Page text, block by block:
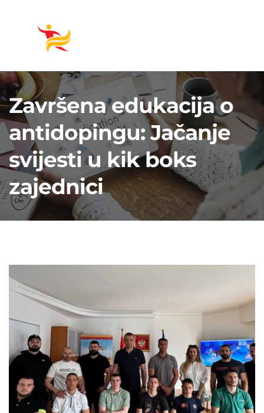
Završena edukacija o
antidopingu: Jačanje
svijesti u kik boks
zajednici